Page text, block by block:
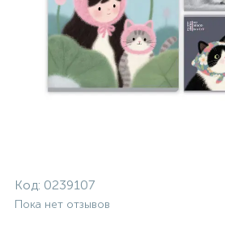
Код: 0239107
Пока нет отзывов